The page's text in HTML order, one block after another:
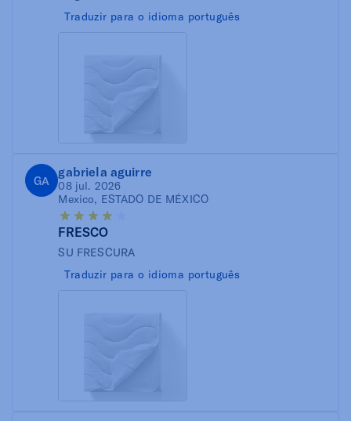
Traduzir para o idioma português
GA
gabriela aguirre
08 jul. 2026
Mexico, ESTADO DE MÉXICO
FRESCO
SU FRESCURA
Traduzir para o idioma português